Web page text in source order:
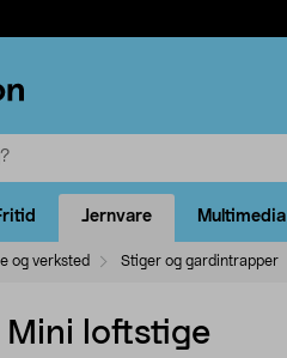
Jernvare Multimedia
og verksted Stiger og gardintrapper
Mini loftstige